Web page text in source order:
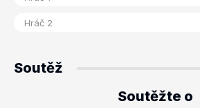
Soutěž
Soutěžte o